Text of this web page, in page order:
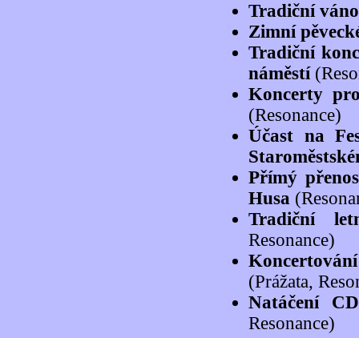
Tradiční
Zimní
Tradiční
náměstí
Koncerty
(Resonance)
Účast na
Přímý
Husa
Tradiční
Resonance)
(Prážata,
Natáčení
Resonance)